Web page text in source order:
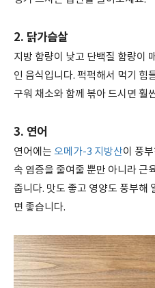
2. 닭가슴살
지방 함량이 낮고 단백질 함량이
인 음식입니다. 퍽퍽해서 먹기 힘
구워 채소와 함께 볶아 드시면 훨
3. 연어
연어에는 오메가-3 지방산이 풍
속 염증을 줄여줄 뿐만 아니라 근
줍니다. 맛도 좋고 영양도 풍부해
면 좋습니다.